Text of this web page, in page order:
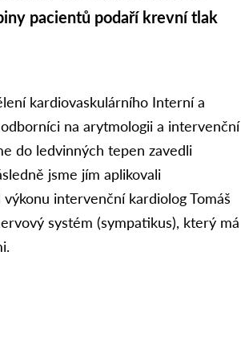
pacientů podaří krevní tlak
kardiovaskulárního Interní a
na arytmologii a intervenční
do ledvinných tepen zavedli
jsme jím aplikovali
intervenční kardiolog Tomáš
systém (sympatikus), který má